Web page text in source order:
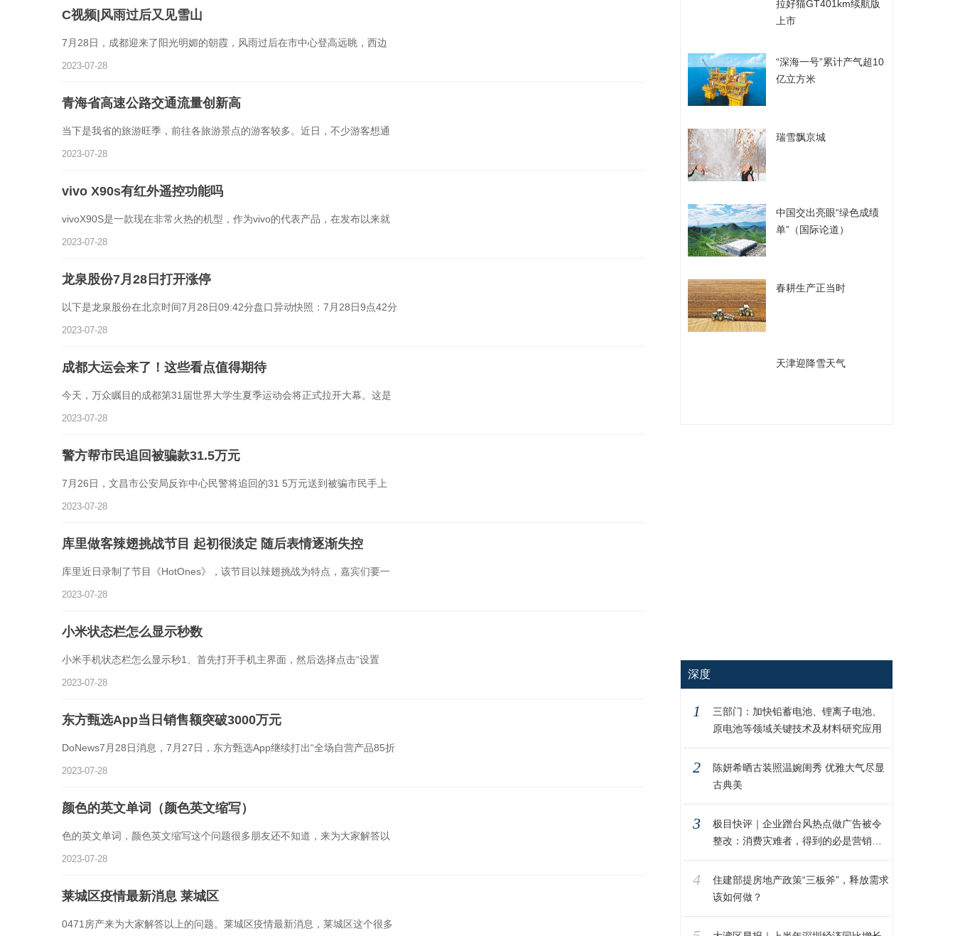
C视频|风雨过后又见雪山
7月28日，成都迎来了阳光明媚的朝霞，风雨过后在市中心登高远眺，西边
2023-07-28
青海省高速公路交通流量创新高
当下是我省的旅游旺季，前往各旅游景点的游客较多。近日，不少游客想通
2023-07-28
vivo X90s有红外遥控功能吗
vivoX90S是一款现在非常火热的机型，作为vivo的代表产品，在发布以来就
2023-07-28
龙泉股份7月28日打开涨停
以下是龙泉股份在北京时间7月28日09:42分盘口异动快照：7月28日9点42分
2023-07-28
成都大运会来了！这些看点值得期待
今天，万众瞩目的成都第31届世界大学生夏季运动会将正式拉开大幕。这是
2023-07-28
警方帮市民追回被骗款31.5万元
7月26日，文昌市公安局反诈中心民警将追回的31 5万元送到被骗市民手上
2023-07-28
库里做客辣翅挑战节目 起初很淡定 随后表情逐渐失控
库里近日录制了节目《HotOnes》，该节目以辣翅挑战为特点，嘉宾们要一
2023-07-28
小米状态栏怎么显示秒数
小米手机状态栏怎么显示秒1、首先打开手机主界面，然后选择点击“设置
2023-07-28
东方甄选App当日销售额突破3000万元
DoNews7月28日消息，7月27日，东方甄选App继续打出“全场自营产品85折
2023-07-28
颜色的英文单词（颜色英文缩写）
色的英文单词，颜色英文缩写这个问题很多朋友还不知道，来为大家解答以
2023-07-28
莱城区疫情最新消息 莱城区
0471房产来为大家解答以上的问题。莱城区疫情最新消息，莱城区这个很多
拉好猫GT401km续航版
上市
​“深海一号”累计产气超10
亿立方米
​瑞雪飘京城
​中国交出亮眼“绿色成绩
单”（国际论道）
​春耕生产正当时
​天津迎降雪天气
深度
1
三部门：加快铅蓄电池、锂离子电池、
原电池等领域关键技术及材料研究应用
2
陈妍希晒古装照温婉闺秀 优雅大气尽显
古典美
3
极目快评｜企业蹭台风热点做广告被令
整改：消费灾难者，得到的必是营销灾
难
4
住建部提房地产政策“三板斧”，释放需求
该如何做？